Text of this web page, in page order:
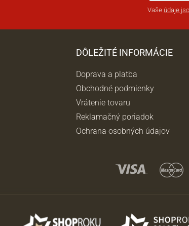
Vaše údaje
DÔLEŽITÉ INFORMÁCIE
Doprava a platba
Obchodné podmienky
Vrátenie tovaru
Reklamačný poriadok
Ochrana osobných údajov